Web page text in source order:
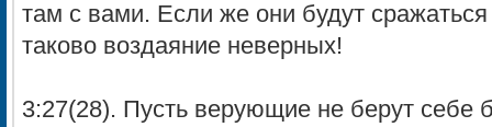
там c вами. Если же они будут
таково воздаяние неверных!
3:27(28). Пусть верующие не берут себе